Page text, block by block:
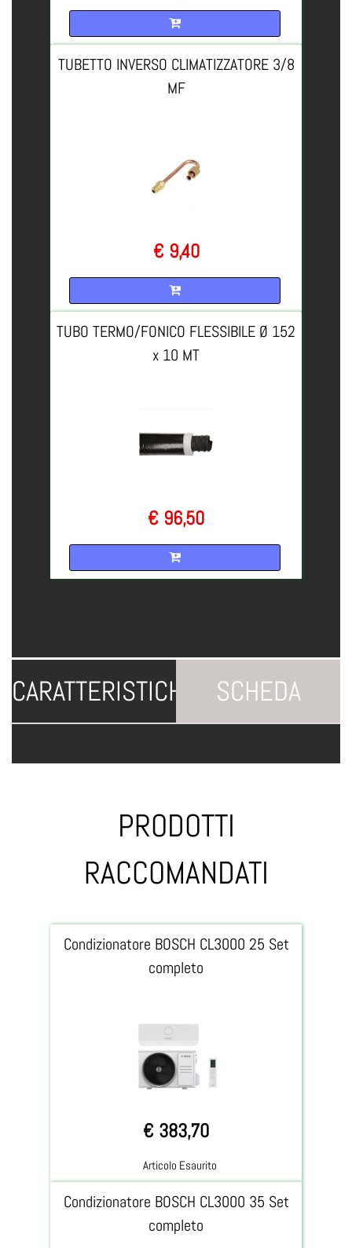
TUBETTO INVERSO CLIMATIZZATORE 3/8
MF
€ 9,40
TUBO TERMO/FONICO FLESSIBILE Ø 152
x 10 MT
€ 96,50
CARATTERISTICHE
SCHEDA
TECNICA
PRODOTTI
RACCOMANDATI
Condizionatore BOSCH CL3000 25 Set
completo
€ 383,70
Articolo Esaurito
Condizionatore BOSCH CL3000 35 Set
completo